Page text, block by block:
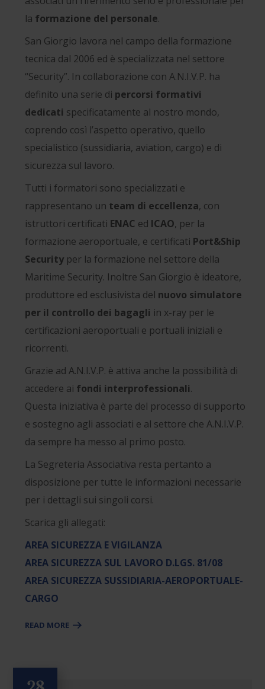
la formazione del personale.
San Giorgio lavora nel campo della formazione
tecnica dal 2006 ed è specializzata nel settore
“Security”. In collaborazione con A.N.I.V.P. ha
definito una serie di percorsi formativi
dedicati specificatamente al nostro mondo,
coprendo così l’aspetto operativo, quello
specialistico (sussidiaria, aviation, cargo) e di
sicurezza sul lavoro.
Tutti i formatori sono specializzati e
rappresentano un team di eccellenza, con
istruttori certificati ENAC ed ICAO, per la
formazione aeroportuale, e certificati Port&Ship
Security per la formazione nel settore della
Maritime Security. Inoltre San Giorgio è ideatore,
produttore ed esclusivista del nuovo simulatore
per il controllo dei bagagli in x-ray per le
certificazioni aeroportuali e portuali iniziali e
ricorrenti.
Grazie ad A.N.I.V.P. è attiva anche la possibilità di
accedere ai fondi interprofessionali.
Questa iniziativa è parte del processo di supporto
e sostegno agli associati e al settore che A.N.I.V.P.
da sempre ha messo al primo posto.
La Segreteria Associativa resta pertanto a
disposizione per tutte le informazioni necessarie
per i dettagli sui singoli corsi.
Scarica gli allegati:
AREA SICUREZZA E VIGILANZA
AREA SICUREZZA SUL LAVORO D.LGS. 81/08
AREA SICUREZZA SUSSIDIARIA-AEROPORTUALE-
CARGO
READ MORE